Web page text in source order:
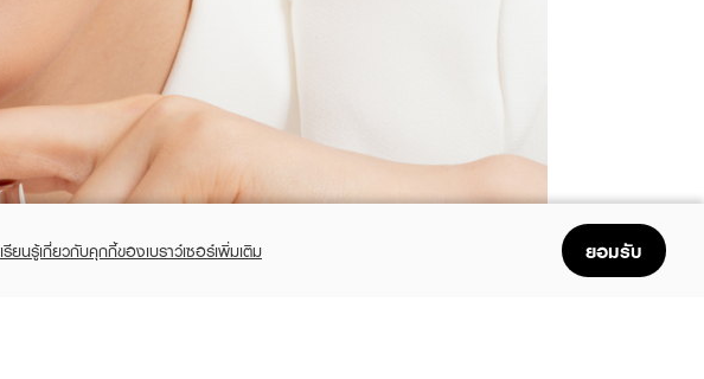
เรียนรู้เกี่ยวกับคุกกี้ของเบราว์เซอร์เพิ่มเติม ยอมรับ